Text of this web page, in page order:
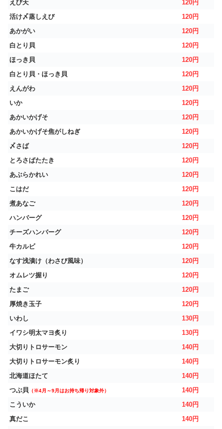
えび天
120円
活け〆蒸しえび
120円
あかがい
120円
白とり貝
120円
ほっき貝
120円
白とり貝・ほっき貝
120円
えんがわ
120円
いか
120円
あかいかげそ
120円
あかいかげそ焦がしねぎ
120円
〆さば
120円
とろさばたたき
120円
あぶらかれい
120円
こはだ
120円
煮あなご
120円
ハンバーグ
120円
チーズハンバーグ
120円
牛カルビ
120円
なす浅漬け（わさび風味）
120円
オムレツ握り
120円
たまご
120円
厚焼き玉子
120円
いわし
130円
イワシ明太マヨ炙り
130円
大切りトロサーモン
140円
大切りトロサーモン炙り
140円
北海道ほたて
140円
つぶ貝 （※4月～9月はお持ち帰り対象外）
140円
こういか
140円
真だこ
140円